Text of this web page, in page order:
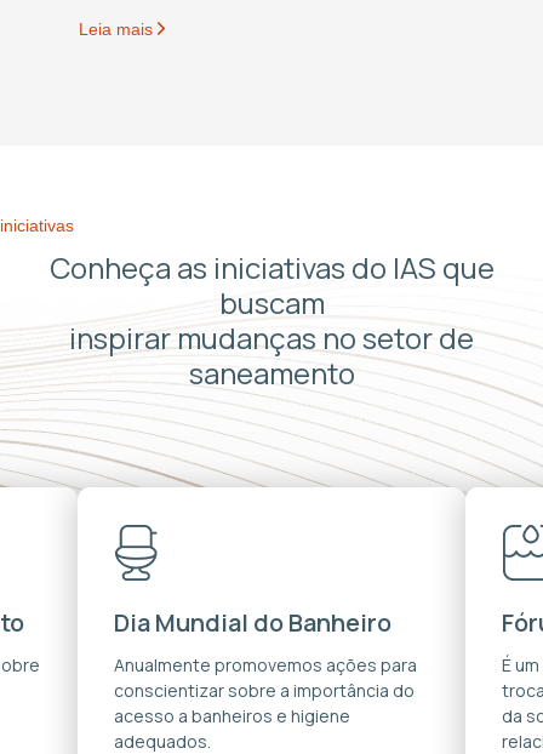
Leia mais
iniciativas
Conheça as iniciativas do IAS que
buscam
inspirar mudanças no setor de
saneamento
Dia Mundial do Banheiro
Anualmente promovemos ações para
conscientizar sobre a importância do
acesso a banheiros e higiene
adequados.
É
da